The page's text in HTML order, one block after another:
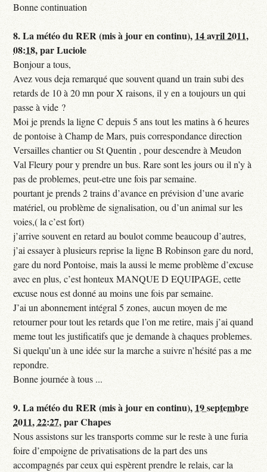
Bonne continuation
8.La météo du RER (mis à jour en continu), 14 avril 2011,
08:18,parLuciole
Bonjour a tous,
Avez vous deja remarqué que souvent quand un train subi des
retards de 10 à 20 mn pour X raisons, il y en a toujours un qui
passe à vide ?
Moi je prends la ligne C depuis 5 ans tout les matins à 6 heures
de pontoise à Champ de Mars, puis correspondance direction
Versailles chantier ou St Quentin , pour descendre à Meudon
Val Fleury pour y prendre un bus. Rare sont les jours ou il n’y à
pas de problemes, peut-etre une fois par semaine.
pourtant je prends 2 trains d’avance en prévision d’une avarie
matériel, ou problème de signalisation, ou d’un animal sur les
voies,( la c’est fort)
j’arrive souvent en retard au boulot comme beaucoup d’autres,
j’ai essayer à plusieurs reprise la ligne B Robinson gare du nord,
gare du nord Pontoise, mais la aussi le meme problème d’excuse
avec en plus, c’est honteux MANQUE D EQUIPAGE, cette
excuse nous est donné au moins une fois par semaine.
J’ai un abonnement intégral 5 zones, aucun moyen de me
retourner pour tout les retards que l’on me retire, mais j’ai quand
meme tout les justificatifs que je demande à chaques problemes.
Si quelqu’un à une idée sur la marche a suivre n’hésité pas a me
repondre.
Bonne journée à tous ...
9.La météo du RER (mis à jour en continu), 19 septembre
2011, 22:27,parChapes
Nous assistons sur les transports comme sur le reste à une furia
foire d’empoigne de privatisations de la part des uns
accompagnés par ceux qui espèrent prendre le relais, car la